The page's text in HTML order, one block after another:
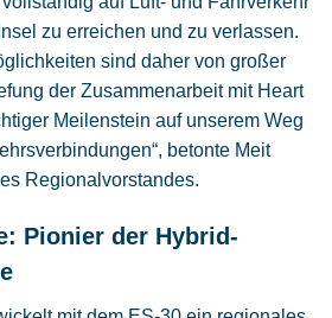
zu erreichen und zu verlassen.
sind daher von großer
der Zusammenarbeit mit Heart
Meilenstein auf unserem Weg
betonte Meit
Regionalvorstandes.
Pionier der Hybrid-